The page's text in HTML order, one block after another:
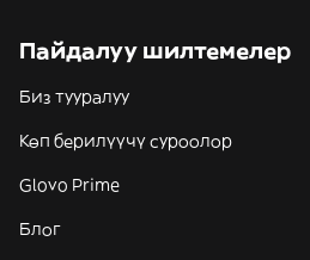
Пайдалуу шилтемелер
Биз тууралуу
Көп берилүүчү суроолор
Glovo Prime
Блог